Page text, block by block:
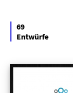
69
Entwürfe